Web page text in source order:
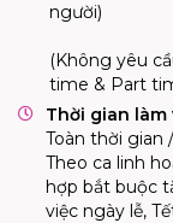
người)
(Không yêu
time & Part
Thời gian làm
Toàn thời gian
Theo ca linh
hợp bắt buộc
việc ngày lễ,